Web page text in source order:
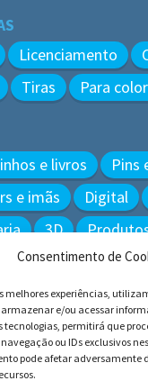
Consentimento de
melhores experiências,
e/ou acessar
tecnologias, permitirá que
ou IDs exclusivos
pode afetar adversamente
Licenciamento
Tiras Para
e livros
Pins
e imãs
Digital
3D